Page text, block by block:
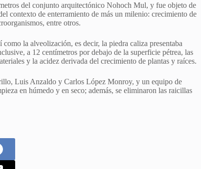
del conjunto arquitectónico Nohoch Mul, y fue objeto de
contexto de enterramiento de más un milenio: crecimiento de
entre otros.
como la alveolización, es decir, la piedra caliza presentaba
a 12 centímetros por debajo de la superficie pétrea, las
y la acidez derivada del crecimiento de plantas y raíces.
Luis Anzaldo y Carlos López Monroy, y un equipo de
en húmedo y en seco; además, se eliminaron las raicillas